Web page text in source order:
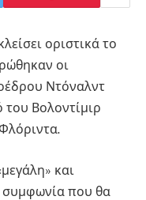
οριστικά το
οι
Ντόναλντ
Βολοντίμιρ
και
συμφωνία που θα